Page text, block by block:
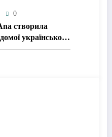
0
створила
української